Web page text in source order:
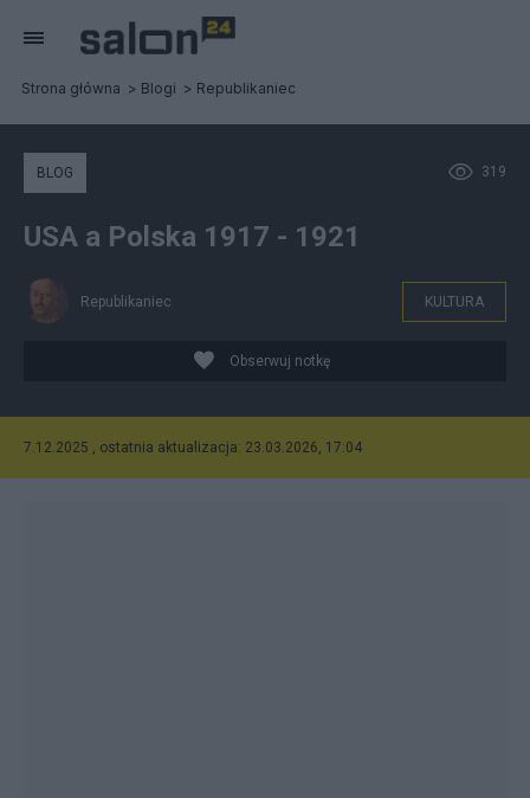
Strona główna Blogi Republikaniec
319
BLOG
USA a Polska 1917 - 1921
Republikaniec KULTURA
Obserwuj notkę
7.12.2025 , ostatnia aktualizacja: 23.03.2026, 17:04